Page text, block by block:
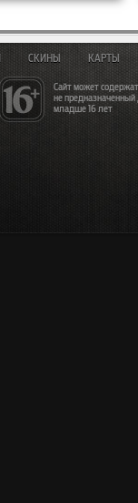
Сайт может
не
младше 16 лет
СКИНЫ КАРТЫ